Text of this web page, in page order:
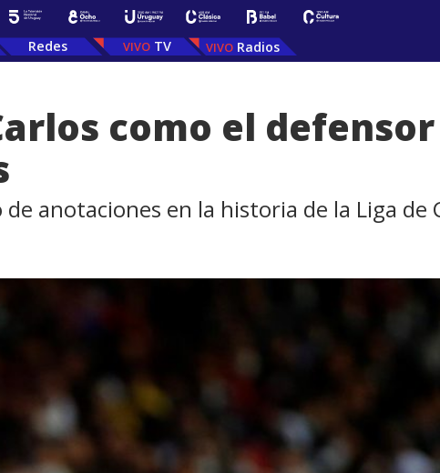
Redes TV Radios
como el
anotaciones en la historia de la Liga de